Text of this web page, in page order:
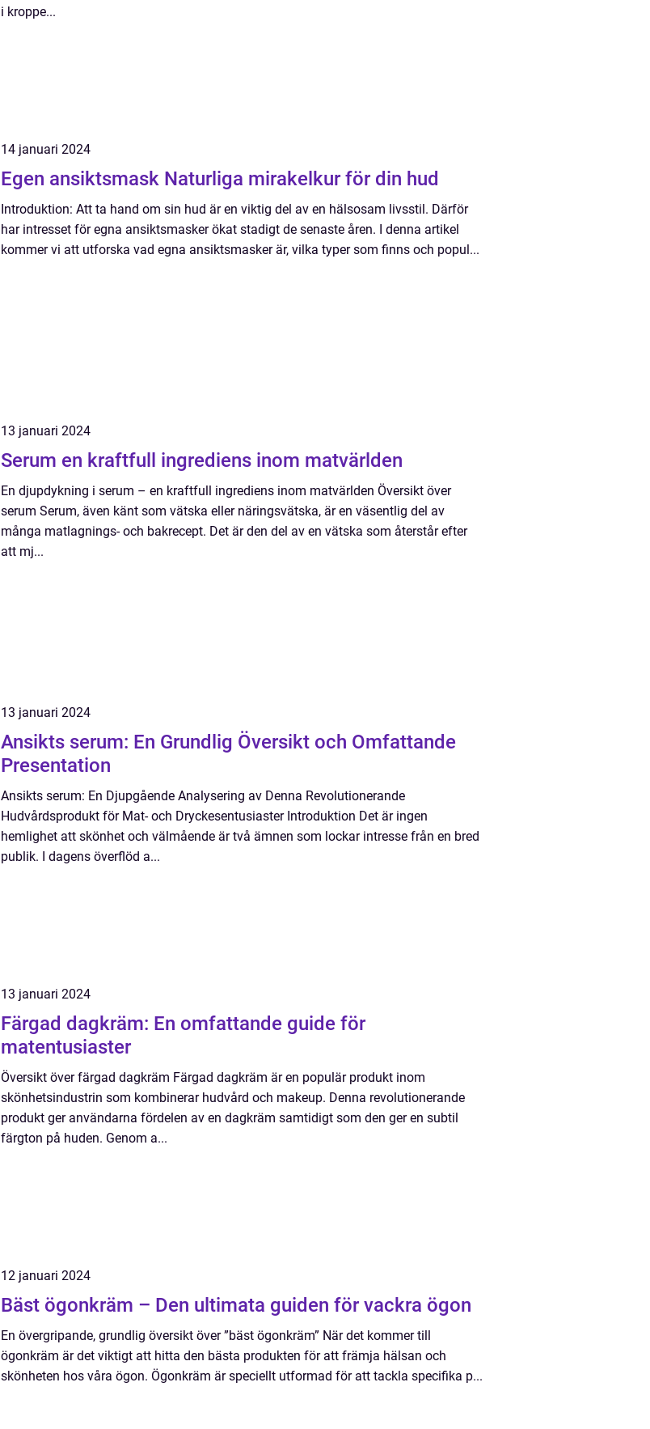
i kroppe...
14 januari 2024
Egen ansiktsmask Naturliga mirakelkur för din hud
Introduktion: Att ta hand om sin hud är en viktig del av en hälsosam livsstil. Därför
har intresset för egna ansiktsmasker ökat stadigt de senaste åren. I denna artikel
kommer vi att utforska vad egna ansiktsmasker är, vilka typer som finns och popul...
13 januari 2024
Serum en kraftfull ingrediens inom matvärlden
En djupdykning i serum – en kraftfull ingrediens inom matvärlden Översikt över
serum Serum, även känt som vätska eller näringsvätska, är en väsentlig del av
många matlagnings- och bakrecept. Det är den del av en vätska som återstår efter
att mj...
13 januari 2024
Ansikts serum: En Grundlig Översikt och Omfattande
Presentation
Ansikts serum: En Djupgående Analysering av Denna Revolutionerande
Hudvårdsprodukt för Mat- och Dryckesentusiaster Introduktion Det är ingen
hemlighet att skönhet och välmående är två ämnen som lockar intresse från en bred
publik. I dagens överflöd a...
13 januari 2024
Färgad dagkräm: En omfattande guide för
matentusiaster
Översikt över färgad dagkräm Färgad dagkräm är en populär produkt inom
skönhetsindustrin som kombinerar hudvård och makeup. Denna revolutionerande
produkt ger användarna fördelen av en dagkräm samtidigt som den ger en subtil
färgton på huden. Genom a...
12 januari 2024
Bäst ögonkräm – Den ultimata guiden för vackra ögon
En övergripande, grundlig översikt över ”bäst ögonkräm” När det kommer till
ögonkräm är det viktigt att hitta den bästa produkten för att främja hälsan och
skönheten hos våra ögon. Ögonkräm är speciellt utformad för att tackla specifika p...